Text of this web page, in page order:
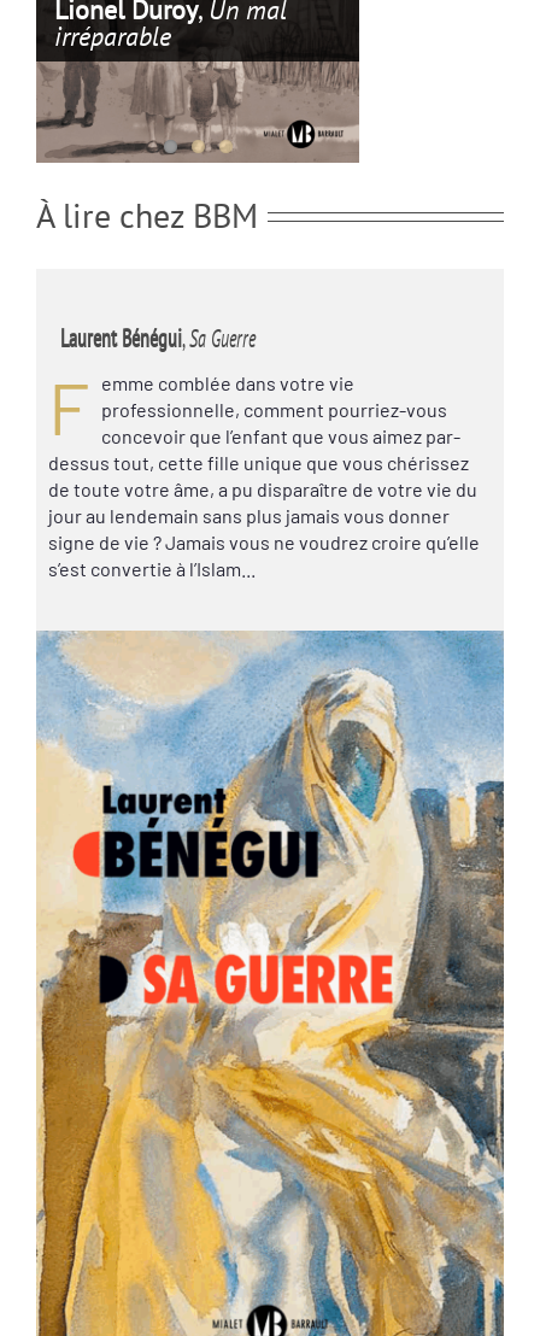
Lionel Duroy, Un mal
irréparable
Rentrée Littéraire sept.
2025
criminels ? Vie du
maréchal Paulus
À lire chez BBM
Laurent Bénégui,Sa Guerre
F
emme comblée dans votre vie
professionnelle, comment pourriez-vous
concevoir que l’enfant que vous aimez par-
dessus tout, cette fille unique que vous chérissez
de toute votre âme, a pu disparaître de votre vie du
jour au lendemain sans plus jamais vous donner
signe de vie ? Jamais vous ne voudrez croire qu’elle
s’est convertie à l’Islam...